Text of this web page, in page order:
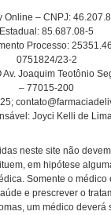
Online – CNPJ:
Estadual: 85.687.08-5
Processo:
0751824/23-2
Joaquim Teotônio
– 77015-200
Joyci Kelli de
neste site não
em hipótese
Somente o médico
e prescrever o
um médico deverá